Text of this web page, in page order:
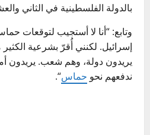
بالدولة الفلسطينية في الثاني
وتابع: “أنا لا أستجيب لتوقعات
إسرائيل. لكنني أُقرّ بشرعية
يريدون دولة، وهم شعب. يريدون
ندفعهم نحو حماس“.